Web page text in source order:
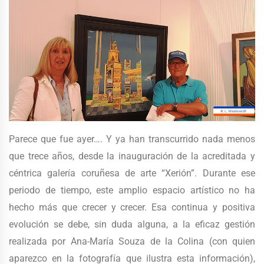
Parece que fue ayer…. Y ya han transcurrido nada menos
que trece años, desde la inauguración de la acreditada y
céntrica galería coruñesa de arte “Xerión”. Durante ese
periodo de tiempo, este amplio espacio artístico no ha
hecho más que crecer y crecer. Esa continua y positiva
evolución se debe, sin duda alguna, a la eficaz gestión
realizada por Ana-María Souza de la Colina (con quien
aparezco en la fotografía que ilustra esta información),